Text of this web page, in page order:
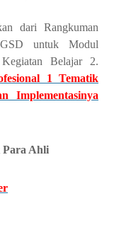
dari Rangkuman
untuk Modul
Belajar 2.
1 Tematik
Implementasinya
Ahli